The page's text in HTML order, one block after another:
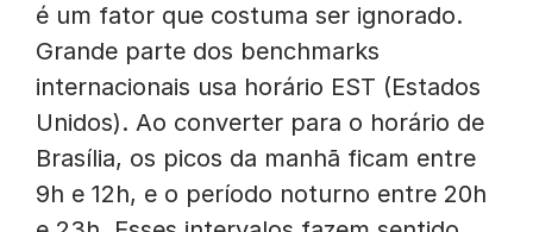
é um fator que costuma ser ignorado.
Grande parte dos benchmarks
internacionais usa horário EST (Estados
Unidos). Ao converter para o horário de
Brasília, os picos da manhã ficam entre
9h e 12h, e o período noturno entre 20h